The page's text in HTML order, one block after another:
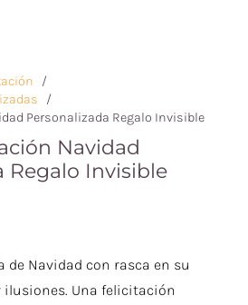
/
/
Personalizada Regalo Invisible
Navidad
Regalo Invisible
de Navidad con rasca en su
Una felicitación